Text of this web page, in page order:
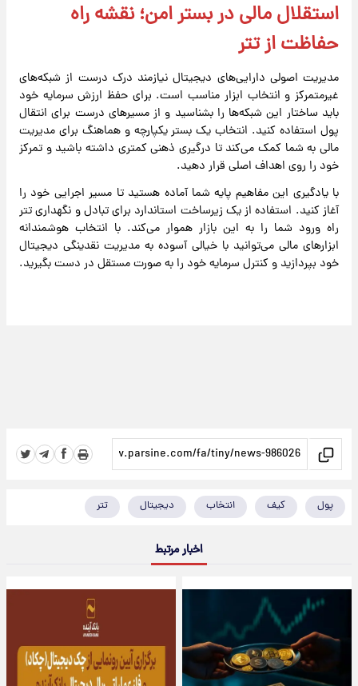
استقلال مالی در بستر امن؛ نقشه راه
حفاظت از تتر
مدیریت اصولی دارایی‌های دیجیتال نیازمند درک درست از شبکه‌های
غیرمتمرکز و انتخاب ابزار مناسب است. برای حفظ ارزش سرمایه خود
باید ساختار این شبکه‌ها را بشناسید و از مسیرهای درست برای انتقال
پول استفاده کنید. انتخاب یک بستر یکپارچه و هماهنگ برای مدیریت
مالی به شما کمک می‌کند تا درگیری ذهنی کمتری داشته باشید و تمرکز
خود را روی اهداف اصلی قرار دهید.
با یادگیری این مفاهیم پایه شما آماده هستید تا مسیر اجرایی خود را
آغاز کنید. استفاده از یک زیرساخت استاندارد برای تبادل و نگهداری تتر
راه ورود شما را به این بازار هموار می‌کند. با انتخاب هوشمندانه
ابزارهای مالی می‌توانید با خیالی آسوده به مدیریت نقدینگی دیجیتال
خود بپردازید و کنترل سرمایه خود را به صورت مستقل در دست بگیرید.
پول کیف انتخاب دیجیتال تتر
اخبار مرتبط